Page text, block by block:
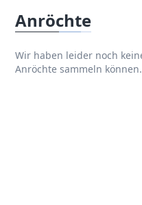
Anröchte
Wir haben leider noch
Anröchte sammeln können.